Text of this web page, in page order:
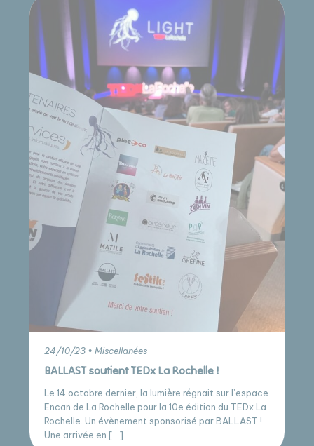
24/10/23 • Miscellanées
BALLAST soutient TEDx La Rochelle !
Le 14 octobre dernier, la lumière régnait sur l’espace
Encan de La Rochelle pour la 10e édition du TEDx La
Rochelle. Un évènement sponsorisé par BALLAST !
Une arrivée en […]